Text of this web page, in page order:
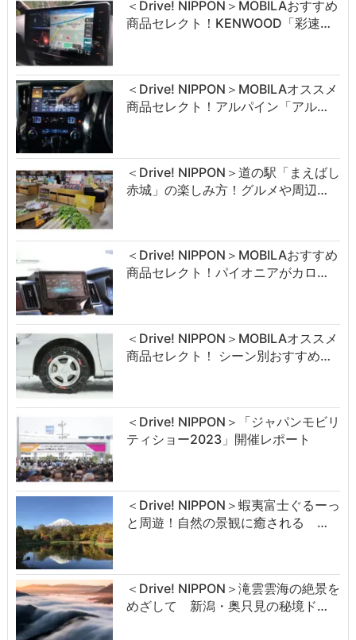
＜Drive! NIPPON＞MOBILAおすすめ
商品セレクト！KENWOOD「彩速…
＜Drive! NIPPON＞MOBILAオススメ
商品セレクト！アルパイン「アル…
＜Drive! NIPPON＞道の駅「まえばし
赤城」の楽しみ方！グルメや周辺…
＜Drive! NIPPON＞MOBILAおすすめ
商品セレクト！パイオニアがカロ…
＜Drive! NIPPON＞MOBILAオススメ
商品セレクト！ シーン別おすすめ…
＜Drive! NIPPON＞「ジャパンモビリ
ティショー2023」開催レポート
＜Drive! NIPPON＞蝦夷富士ぐるーっ
と周遊！自然の景観に癒される …
＜Drive! NIPPON＞滝雲雲海の絶景を
めざして 新潟・奥只見の秘境ド…